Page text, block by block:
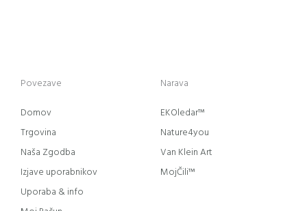
Povezave
Domov
Trgovina
Naša Zgodba
Izjave uporabnikov
Uporaba & info
Narava
EKOledar™
Nature4you
Van Klein Art
MojČili™